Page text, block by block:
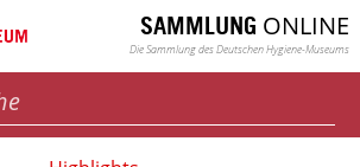
SAMMLUNG ONLINE
Die Sammlung des Deutschen Hygiene-Museums